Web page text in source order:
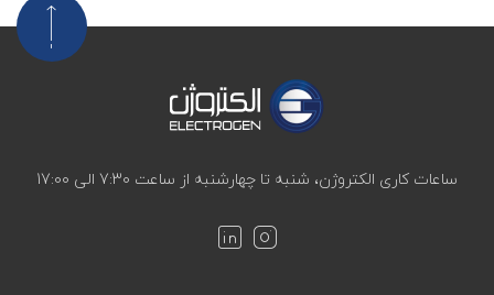
ساعات کاری الکتروژن، شنبه تا چهارشنبه از ساعت 7:30 الی 17:00